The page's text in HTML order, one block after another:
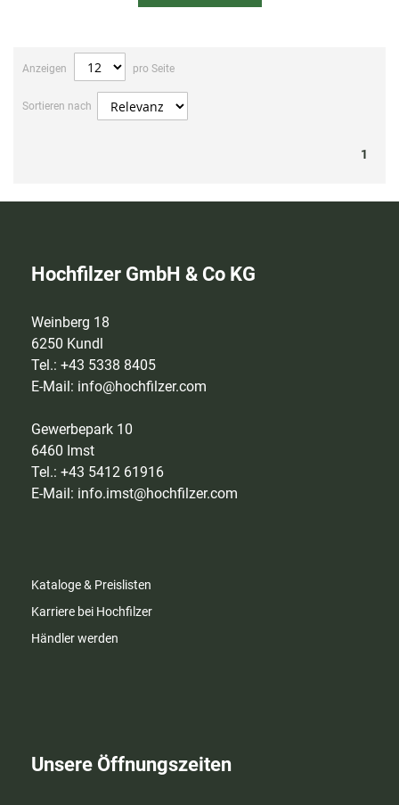
Anzeigen pro Seite
Sortieren nach
1
Hochfilzer GmbH & Co KG
Weinberg 18
6250 Kundl
Tel.: +43 5338 8405
E-Mail: info@hochfilzer.com
Gewerbepark 10
6460 Imst
Tel.: +43 5412 61916
E-Mail: info.imst@hochfilzer.com
Kataloge & Preislisten
Karriere bei Hochfilzer
Händler werden
Unsere Öffnungszeiten